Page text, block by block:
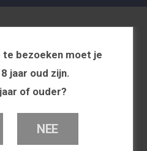
te bezoeken moet je
jaar oud zijn.
of ouder?
NEE
Nederland